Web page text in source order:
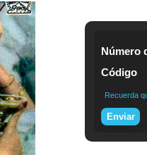
Número
Código
Recuerda